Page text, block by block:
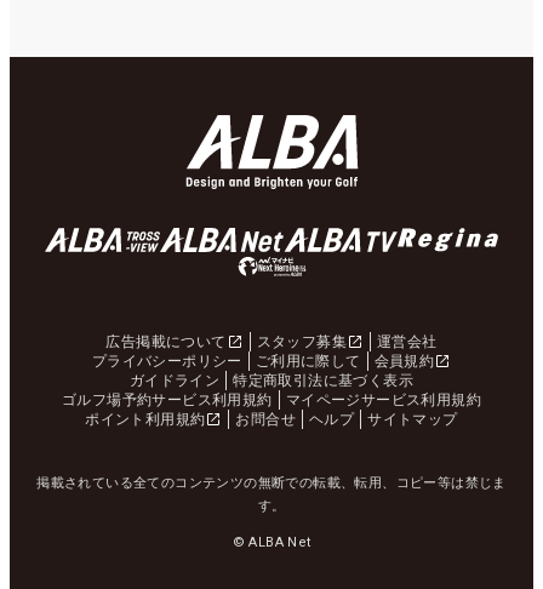
広告掲載について スタッフ募集
運営会社
プライバシーポリシー
ご利用に際して
会員規約
ガイドライン
特定商取引法に基づく表示
ゴルフ場予約サービス利用規約
マイページサービス利用規約
ポイント利用規約
お問合せ ヘルプ サイトマップ
掲載されている全てのコンテンツの無断での転載、転用、コピー等は禁じま
す。
© ALBA Net